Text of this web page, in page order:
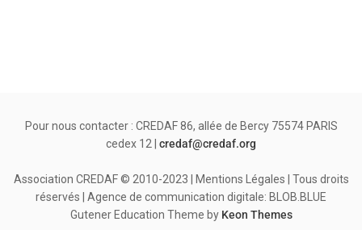
Pour nous contacter : CREDAF 86, allée de Bercy 75574 PARIS
cedex 12 | credaf@credaf.org
Association CREDAF © 2010-2023 | Mentions Légales | Tous droits
réservés | Agence de communication digitale: BLOB.BLUE
Gutener Education Theme by Keon Themes